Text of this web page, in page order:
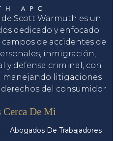
Scott Warmuth es un
dedicado y enfocado
de accidentes de
inmigración,
y defensa criminal, con
manejando litigaciones
del consumidor.
Cerca De Mi
Abogados De Trabajadores